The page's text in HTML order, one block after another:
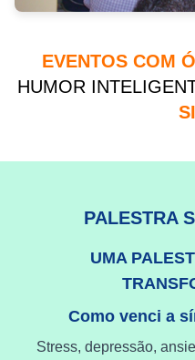
EVENTOS COM
HUMOR
PALESTRA
UMA
Como venci a
Stress, depressão,